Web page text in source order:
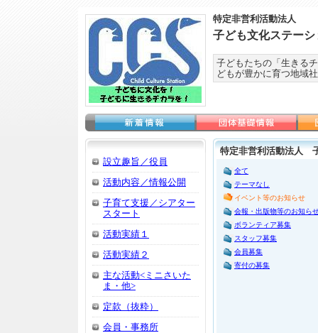
特定非営利活動法人
子ども文化ステーシ
子どもたちの「生きる
どもが豊かに育つ地域
設立趣旨／役員
活動内容／情報公開
子育て支援／シアター
スタート
活動実績１
活動実績２
主な活動<ミニさいた
ま・他>
定款（抜粋）
会員・事務所
特定非営利活動法人
全て
テーマなし
イベント等のお知らせ
会報・出版物等のお知ら
ボランティア募集
スタッフ募集
会員募集
寄付の募集